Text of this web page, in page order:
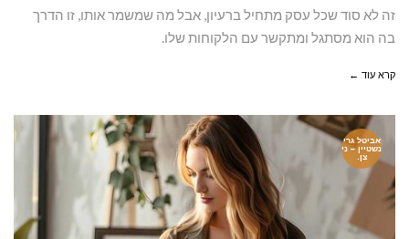
זה לא סוד שכל עסק מתחיל ברעיון, אבל מה שמשמר אותו, זו הדרך
בה הוא מסתגל ומתקשר עם הלקוחות שלו.
קרא עוד ←
אביטל גרי
נשטיין – ני
צן.